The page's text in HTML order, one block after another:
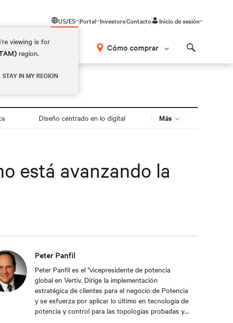
US/ES
viewing is for
region.
STAY IN MY REGION
Portal InvestorsContacto Inicio de sesión
Cómo comprar
Diseño centrado en lo digital Más
está avanzando la
Peter Panfil
Peter Panfil es el "vicepresidente de potencia
global en Vertiv. Dirige la implementación
estratégica de clientes para el negocio de Potencia
y se esfuerza por aplicar lo último en tecnología de
potencia y control para las topologías probadas y